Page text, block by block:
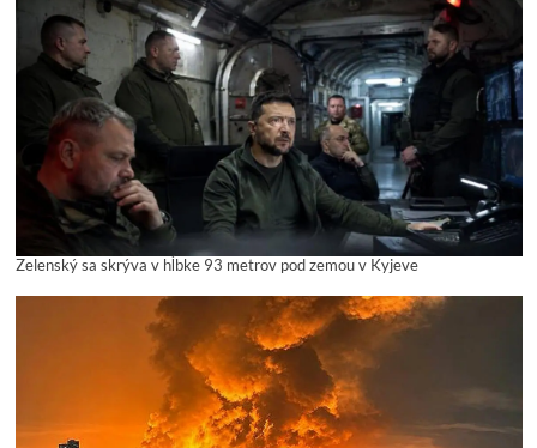
Zelenský sa skrýva v hĺbke 93 metrov pod zemou v Kyjeve